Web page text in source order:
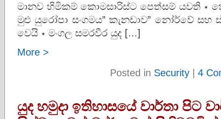
මානව හිමිකම් කොමසාරිස්ට පෙත්සම් යවති ⋆
මුළු යුරෝපා සංගමය” කැනඩාව” නෝර්වේ සහ
වෙයි ⋆ මංගල සමරවීර යුද […]
More >
Posted in Security | 4
යුද හමුදා ඉතිහාසයේ වාර්තා පිට